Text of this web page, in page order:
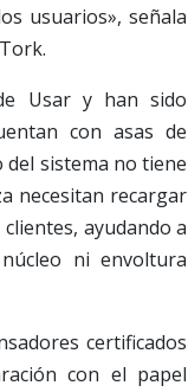
usuarios», señala
Usar y han sido
con asas de
sistema no tiene
necesitan recargar
ayudando a
ni envoltura
certificados
con el papel